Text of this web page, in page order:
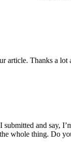
article. Thanks a
and say,
whole thing. Do